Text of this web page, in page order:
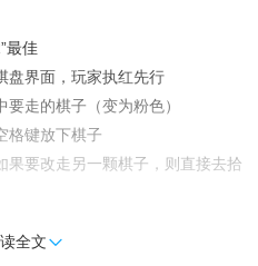
最佳
盘界面，玩家执红先行
走的棋子（变为粉色）
格键放下棋子
果要改走另一颗棋子，则直接去拾
退”，再按空格键（不要总是悔棋
全文